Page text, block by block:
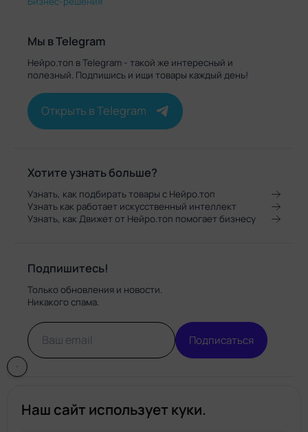
Мы в Telegram
Нейро.топ в Telegram - такой же интересный и
полезный. Подпишись и ищи товары каждый день!
Открыть в Telegram
Хотите узнать больше?
Узнать, как подбирать товары с Нейро.топ
Узнать как работает искусственный интеллект
Узнать, как Движет от Нейро.топ помогает бизнесу
Подпишитесь!
Только обновления и новости.
Никакого спама.
Подписаться
Наш сайт использует куки.